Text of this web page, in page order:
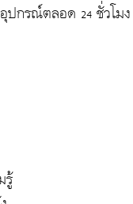
ปกรณ์ตลอด 24 ชั่วโมง
รู้